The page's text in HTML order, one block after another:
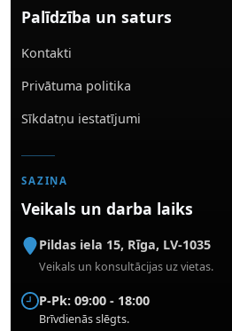
Palīdzība un saturs
Kontakti
Privātuma politika
Sīkdatņu iestatījumi
SAZIŅA
Veikals un darba laiks
Pildas iela 15, Rīga, LV-1035
Veikals un konsultācijas uz vietas.
P-Pk: 09:00 - 18:00
Brīvdienās slēgts.